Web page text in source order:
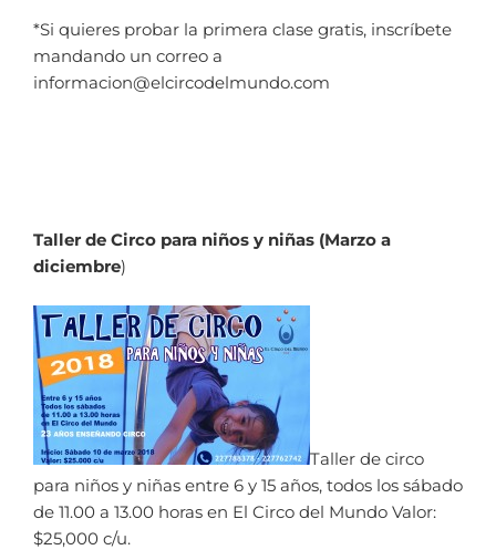
*Si quieres probar la primera clase gratis, inscríbete
mandando un correo a
informacion@elcircodelmundo.com
Taller de Circo para niños y niñas (Marzo a
diciembre)
Taller de circo
para niños y niñas entre 6 y 15 años, todos los sábado
de 11.00 a 13.00 horas en El Circo del Mundo Valor:
$25,000 c/u.